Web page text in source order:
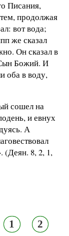
Писания,
продолжая
вот вода;
же сказал
Он сказал в
Божий. И
оба в воду,
сошел на
и евнух
А
(Деян. 8, 2, 1,
1 2